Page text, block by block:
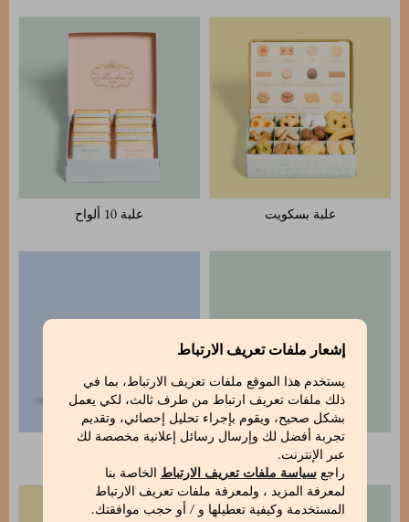
إشعار ملفات تعريف الارتباط
يستخدم هذا الموقع ملفات تعريف الارتباط، بما في
ذلك ملفات تعريف ارتباط من طرف ثالث، لكي يعمل
بشكل صحيح، ويقوم بإجراء تحليل إحصائي، وتقديم
تجربة أفضل لك وإرسال رسائل إعلانية مخصصة لك
عبر الإنترنت.
راجعسياسة ملفات تعريف الارتباط الخاصة بنا
لمعرفة المزيد ، ولمعرفة ملفات تعريف الارتباط
المستخدمة وكيفية تعطيلها و / أو حجب موافقتك.
علبة بسكويت علبة 10 ألواح
بودينغ الكاكاو